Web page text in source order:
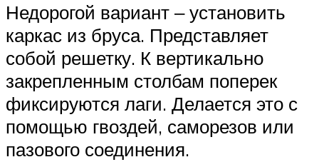
Недорогой вариант ‒ установить
каркас из бруса. Представляет
собой решетку. К вертикально
закрепленным столбам поперек
фиксируются лаги. Делается это с
помощью гвоздей, саморезов или
пазового соединения.